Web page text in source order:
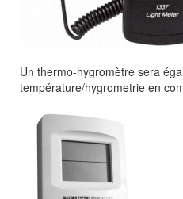
Un thermo-hygromètre sera
température/hygrometrie en